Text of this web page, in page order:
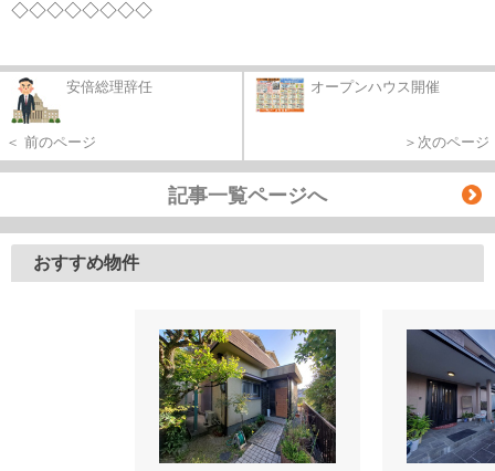
◇◇◇◇◇◇◇◇
安倍総理辞任
＜ 前のページ
オープンハウス開催
＞次のページ
記事一覧ページへ
おすすめ物件